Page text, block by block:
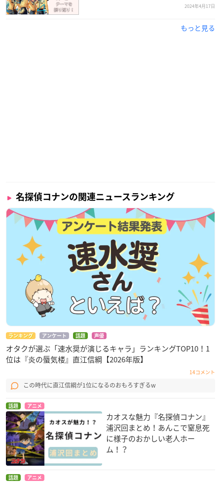
2024年4月17日
もっと見る
名探偵コナンの関連ニュースランキング
ランキング アンケート 話題 声優
オタクが選ぶ「速水奨が演じるキャラ」ランキングTOP10！1
位は『炎の蜃気楼』直江信綱【2026年版】
14コメント
この時代に直江信綱が1位になるのおもろすぎるw
話題 アニメ
カオスな魅力『名探偵コナン』
浦沢回まとめ！あんこで窒息死
に様子のおかしい老人ホー
ム！？
話題 アニメ